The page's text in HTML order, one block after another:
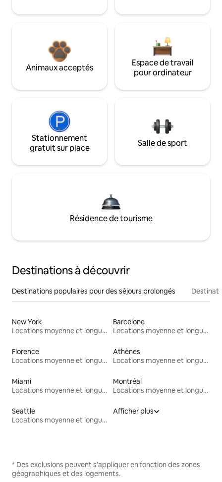
Animaux acceptés
Espace de travail
pour ordinateur
Stationnement
gratuit sur place
Salle de sport
Résidence de tourisme
Destinations à découvrir
Destinations populaires pour des séjours prolongés
New York
Locations moyenne et longue durée
Barcelone
Locations moyenne et longue durée
Florence
Locations moyenne et longue durée
Athènes
Locations moyenne et longue durée
Miami
Locations moyenne et longue durée
Montréal
Locations moyenne et longue durée
Seattle
Locations moyenne et longue durée
Afficher plus
* Des exclusions peuvent s'appliquer en fonction des zones
géographiques et des logements.